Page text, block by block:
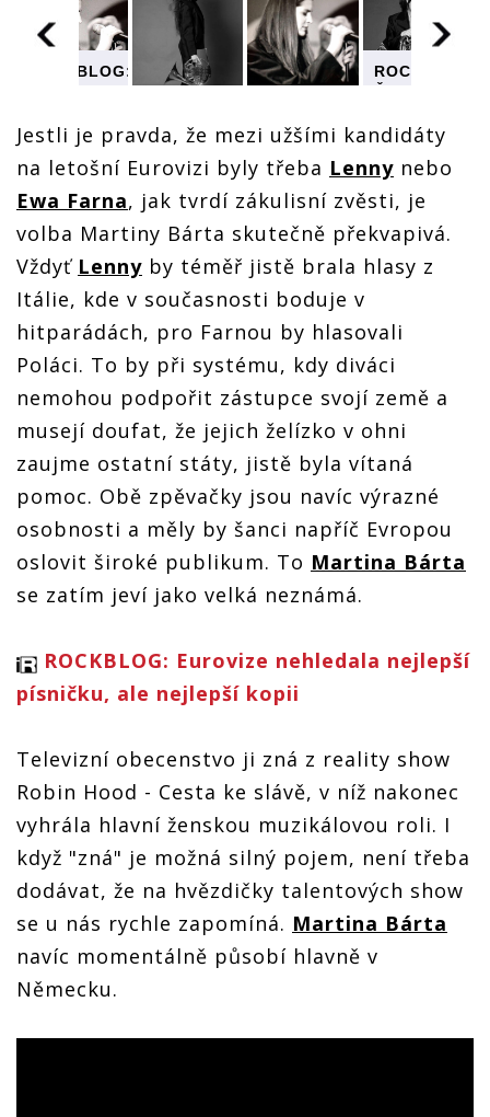
ROCKBLOG:
letošní
Eurovizi
na
jménem
Martina
Uspěje?
Česko
vsadilo v
letošní
na
překvapení
jménem
Martina
Uspěje?
Česko
vsadilo v
letošní
na
překvapení
jménem
Martina
Uspěje?
ROCKBLOG:
letošní
Eurovizi
na
překvapení
jménem
Martina
Bárta.
Uspěje?
Jestli je pravda, že mezi užšími kandidáty
na letošní Eurovizi byly třeba Lenny nebo
Ewa Farna, jak tvrdí zákulisní zvěsti, je
volba Martiny Bárta skutečně překvapivá.
Vždyť Lenny by téměř jistě brala hlasy z
Itálie, kde v současnosti boduje v
hitparádách, pro Farnou by hlasovali
Poláci. To by při systému, kdy diváci
nemohou podpořit zástupce svojí země a
musejí doufat, že jejich želízko v ohni
zaujme ostatní státy, jistě byla vítaná
pomoc. Obě zpěvačky jsou navíc výrazné
osobnosti a měly by šanci napříč Evropou
oslovit široké publikum. To Martina Bárta
se zatím jeví jako velká neznámá.
ROCKBLOG: Eurovize nehledala nejlepší
písničku, ale nejlepší kopii
Televizní obecenstvo ji zná z reality show
Robin Hood - Cesta ke slávě, v níž nakonec
vyhrála hlavní ženskou muzikálovou roli. I
když "zná" je možná silný pojem, není třeba
dodávat, že na hvězdičky talentových show
se u nás rychle zapomíná. Martina Bárta
navíc momentálně působí hlavně v
Německu.